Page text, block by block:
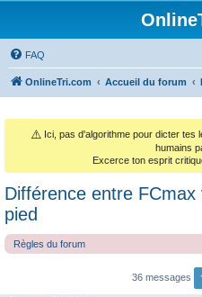
FAQ
OnlineTri.com Accueil du forum
⚠️ Ici, pas d'algorithme pour dicter
humains
Excerce ton esprit
Différence entre
pied
Règles du forum
36 messages